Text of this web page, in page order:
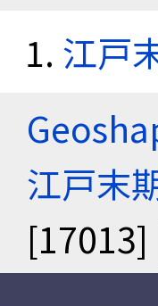
江戸
江戸末